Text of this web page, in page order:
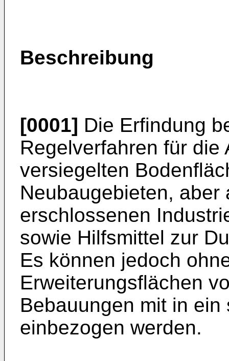
Beschreibung
[0001] Die Erfindung
Regelverfahren für
versiegelten
Neubaugebieten, aber
erschlossenen
sowie Hilfsmittel zur
Es können jedoch
Erweiterungsflächen
Bebauungen mit in
einbezogen werden.